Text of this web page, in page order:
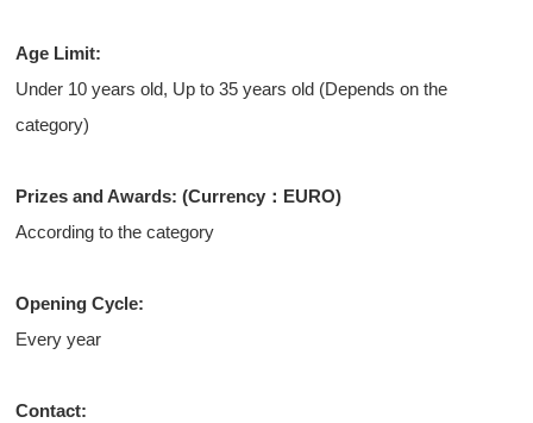
Age Limit:
Under 10 years old, Up to 35 years old (Depends on the
category)
Prizes and Awards: (Currency：EURO)
According to the category
Opening Cycle:
Every year
Contact: